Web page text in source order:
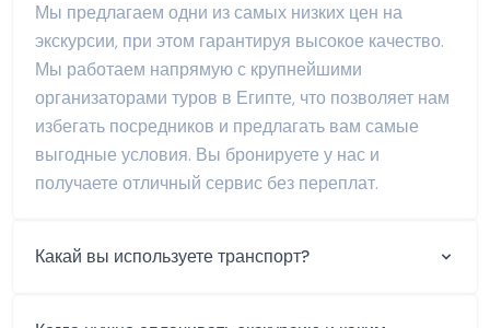
Мы предлагаем одни из самых низких цен на
экскурсии, при этом гарантируя высокое качество.
Мы работаем напрямую с крупнейшими
организаторами туров в Египте, что позволяет нам
избегать посредников и предлагать вам самые
выгодные условия. Вы бронируете у нас и
получаете отличный сервис без переплат.
Какай вы используете транспорт?